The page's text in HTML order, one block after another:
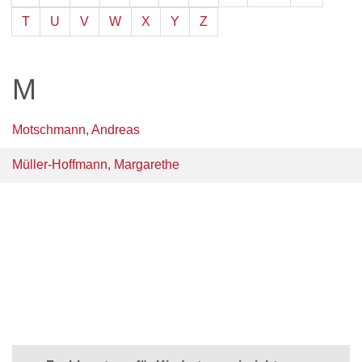
T U V W X Y Z
M
Motschmann, Andreas
Müller-Hoffmann, Margarethe